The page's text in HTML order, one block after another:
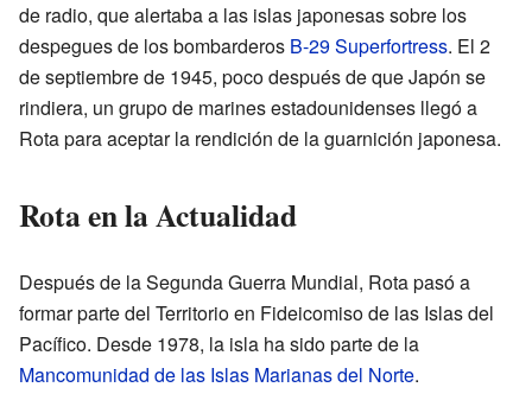
de radio, que alertaba a las islas japonesas sobre los
despegues de los bombarderos B-29 Superfortress. El 2
de septiembre de 1945, poco después de que Japón se
rindiera, un grupo de marines estadounidenses llegó a
Rota para aceptar la rendición de la guarnición japonesa.
Rota en la Actualidad
Después de la Segunda Guerra Mundial, Rota pasó a
formar parte del Territorio en Fideicomiso de las Islas del
Pacífico. Desde 1978, la isla ha sido parte de la
Mancomunidad de las Islas Marianas del Norte.